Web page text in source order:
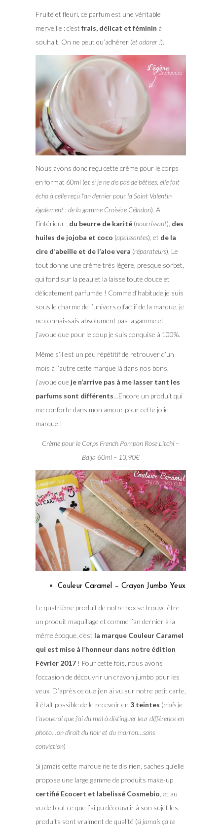
Fruité et fleuri, ce parfum est une véritable
merveille : c’est frais, délicat et féminin à
souhait. On ne peut qu’adhérer (et adorer !).
Nous avons donc reçu cette crème pour le corps
en format 60ml (et si je ne dis pas de bêtises, elle fait
écho à celle reçu l’an dernier pour la Saint Valentin
également : de la gamme Croisère Céladon). A
l’intérieur : du beurre de karité(nourrissant), des
huiles de jojoba et coco (apaissantes), et de la
cire d’abeille et de l’aloe vera (réparateurs). Le
tout donne une crème très légère, presque sorbet,
qui fond sur la peau et la laisse toute douce et
délicatement parfumée ! Comme d’habitude je suis
sous le charme de l’univers olfactif de la marque, je
ne connaissais absolument pas la gamme et
j’avoue que pour le coup je suis conquise à 100%.
Même s’il est un peu répétitif de retrouver d’un
mois à l’autre cette marque là dans nos bons,
j’avoue que je n’arrive pas à me lasser tant les
parfums sont différents…Encore un produit qui
me conforte dans mon amour pour cette jolie
marque !
Crème pour le Corps French Pompon Rose Litchi –
Baïja 60ml – 13,90€
Couleur Caramel – Crayon Jumbo Yeux
Le quatrième produit de notre box se trouve être
un produit maquillage et comme l’an dernier à la
même époque, c’est la marque Couleur Caramel
qui est mise à l’honneur dans notre édition
Février 2017! Pour cette fois, nous avons
l’occasion de découvrir un crayon jumbo pour les
yeux. D’après ce que j’en ai vu sur notre petit carte,
il était possible de le recevoir en 3 teintes (mais je
t’avouerai que j’ai du mal à distinguer leur différence en
photo…on dirait du noir et du marron…sans
conviction)
Si jamais cette marque ne te dis rien, saches qu’elle
propose une large gamme de produits make-up
certifié Ecocert et labelissé Cosmebio , et au
vu de tout ce que j’ai pu découvrir à son sujet les
produits sont vraiment de qualité (si jamais ça te